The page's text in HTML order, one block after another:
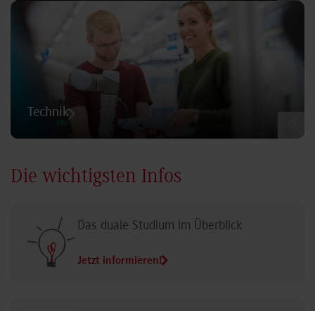
Technik
Die wichtigsten Infos
Das duale Studium im Überblick
Jetzt informieren!